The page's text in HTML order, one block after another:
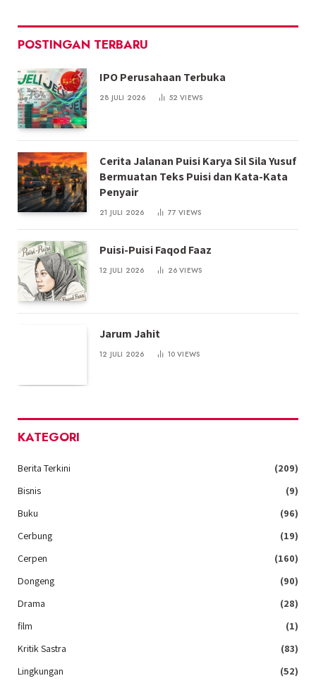
POSTINGAN TERBARU
IPO Perusahaan Terbuka
28 JULI 2026 52VIEWS
Cerita Jalanan Puisi Karya Sil Sila Yusuf
Bermuatan Teks Puisi dan Kata-Kata
Penyair
21 JULI 2026 77VIEWS
Puisi-Puisi Faqod Faaz
12 JULI 2026 26VIEWS
Jarum Jahit
12 JULI 2026 10VIEWS
KATEGORI
Berita Terkini
(209)
Bisnis
(9)
Buku
(96)
Cerbung
(19)
Cerpen
(160)
Dongeng
(90)
Drama
(28)
film
(1)
Kritik Sastra
(83)
Lingkungan
(52)